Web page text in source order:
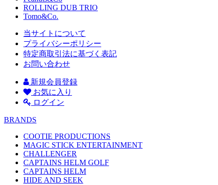
ROLLING DUB TRIO
Tomo&Co.
当サイトについて
プライバシーポリシー
特定商取引法に基づく表記
お問い合わせ
新規会員登録
お気に入り
ログイン
BRANDS
COOTIE PRODUCTIONS
MAGIC STICK ENTERTAINMENT
CHALLENGER
CAPTAINS HELM GOLF
CAPTAINS HELM
HIDE AND SEEK